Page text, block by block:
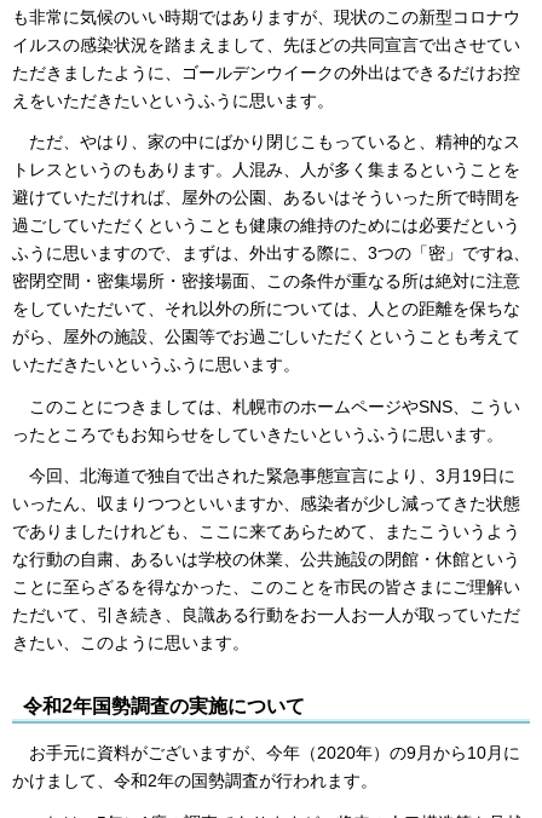
も非常に気候のいい時期ではありますが、現状のこの新型コロナウ
イルスの感染状況を踏まえまして、先ほどの共同宣言で出させてい
ただきましたように、ゴールデンウイークの外出はできるだけお控
えをいただきたいというふうに思います。
ただ、やはり、家の中にばかり閉じこもっていると、精神的なス
トレスというのもあります。人混み、人が多く集まるということを
避けていただければ、屋外の公園、あるいはそういった所で時間を
過ごしていただくということも健康の維持のためには必要だという
ふうに思いますので、まずは、外出する際に、3つの「密」ですね、
密閉空間・密集場所・密接場面、この条件が重なる所は絶対に注意
をしていただいて、それ以外の所については、人との距離を保ちな
がら、屋外の施設、公園等でお過ごしいただくということも考えて
いただきたいというふうに思います。
このことにつきましては、札幌市のホームページやSNS、こうい
ったところでもお知らせをしていきたいというふうに思います。
今回、北海道で独自で出された緊急事態宣言により、3月19日に
いったん、収まりつつといいますか、感染者が少し減ってきた状態
でありましたけれども、ここに来てあらためて、またこういうよう
な行動の自粛、あるいは学校の休業、公共施設の閉館・休館という
ことに至らざるを得なかった、このことを市民の皆さまにご理解い
ただいて、引き続き、良識ある行動をお一人お一人が取っていただ
きたい、このように思います。
令和2年国勢調査の実施について
お手元に資料がございますが、今年（2020年）の9月から10月に
かけまして、令和2年の国勢調査が行われます。